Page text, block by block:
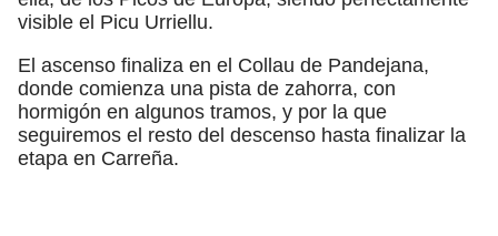
visible el Picu Urriellu.
El ascenso finaliza en el Collau de Pandejana,
donde comienza una pista de zahorra, con
hormigón en algunos tramos, y por la que
seguiremos el resto del descenso hasta finalizar la
etapa en Carreña.